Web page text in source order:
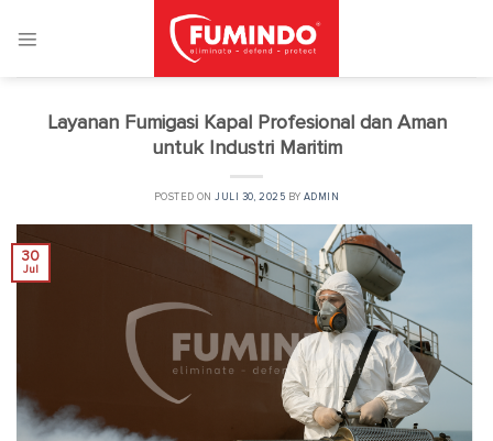
Layanan Fumigasi Kapal Profesional dan Aman
untuk Industri Maritim
POSTED ONJULI 30, 2025 BY ADMIN
30
Jul